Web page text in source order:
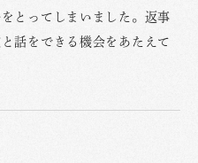
とってしまいました。返事
話をできる機会をあたえて